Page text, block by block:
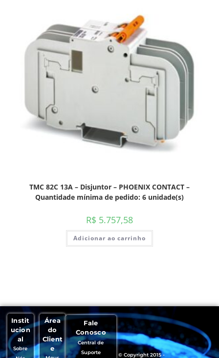
TMC 82C 13A – Disjuntor – PHOENIX CONTACT –
Quantidade mínima de pedido: 6 unidade(s)
R$ 5.757,58
Adicionar ao carrinho
Instit
ucion
al
Sobre
Área
do
Client
e
Fale
Conosco
Central de
Suporte
© Copyright 2015 -